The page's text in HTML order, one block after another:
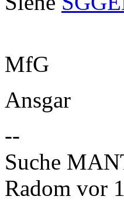
MfG
Ansgar
--
Suche
Radom vor